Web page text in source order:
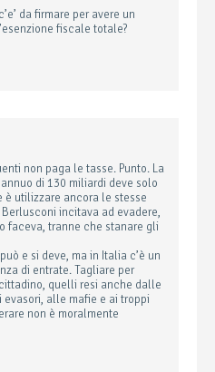
da firmare per avere un
fiscale totale?
non paga le tasse. Punto. La
di 130 miliardi deve solo
è utilizzare ancora le stesse
incitava ad evadere,
faceva, tranne che stanare gli
e si deve, ma in Italia c’è un
di entrate. Tagliare per
quelli resi anche dalle
alle mafie e ai troppi
non è moralmente